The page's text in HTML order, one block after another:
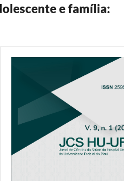
e família: